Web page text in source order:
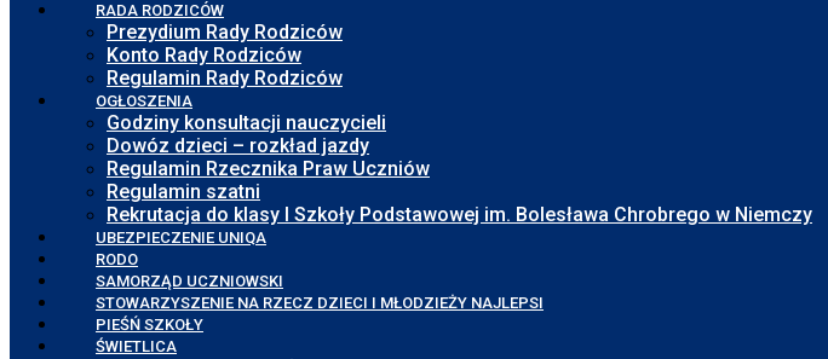
RADA RODZICÓW
Prezydium Rady Rodziców
Konto Rady Rodziców
Regulamin Rady Rodziców
OGŁOSZENIA
Godziny konsultacji nauczycieli
Dowóz dzieci – rozkład jazdy
Regulamin Rzecznika Praw Uczniów
Regulamin szatni
Rekrutacja do klasy I Szkoły Podstawowej im. Bolesława Chrobrego w Niemczy
UBEZPIECZENIE UNIQA
RODO
SAMORZĄD UCZNIOWSKI
STOWARZYSZENIE NA RZECZ DZIECI I MŁODZIEŻY NAJLEPSI
PIEŚŃ SZKOŁY
ŚWIETLICA